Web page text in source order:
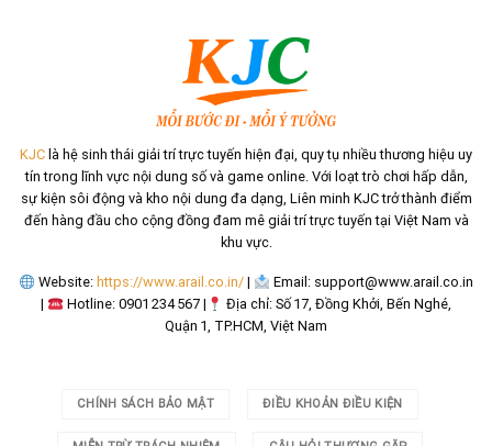
KJC là hệ sinh thái giải trí trực tuyến hiện đại, quy tụ nhiều thương hiệu uy
tín trong lĩnh vực nội dung số và game online. Với loạt trò chơi hấp dẫn,
sự kiện sôi động và kho nội dung đa dạng, Liên minh KJC trở thành điểm
đến hàng đầu cho cộng đồng đam mê giải trí trực tuyến tại Việt Nam và
khu vực.
Website: https://www.arail.co.in/ | Email: support@www.arail.co.in
|
Hotline: 0901 234 567 |
Địa chỉ: Số 17, Đồng Khởi, Bến Nghé,
Quận 1, TP.HCM, Việt Nam
CHÍNH SÁCH BẢO MẬT ĐIỀU KHOẢN ĐIỀU KIỆN